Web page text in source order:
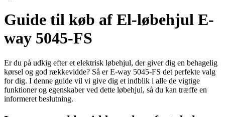
Guide til køb af El-løbehjul E-
way 5045-FS
Er du på udkig efter et elektrisk løbehjul, der giver dig en behagelig
kørsel og god rækkevidde? Så er E-way 5045-FS det perfekte valg
for dig. I denne guide vil vi give dig et indblik i alle de vigtige
funktioner og egenskaber ved dette løbehjul, så du kan træffe en
informeret beslutning.